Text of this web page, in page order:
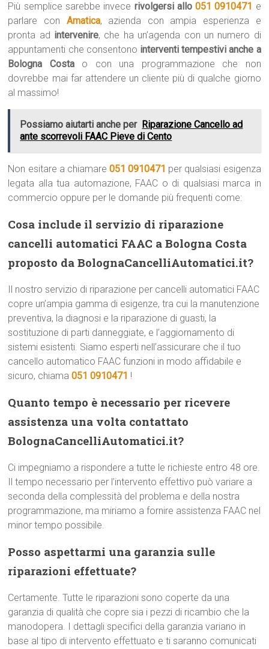
Più semplice sarebbe invece rivolgersi allo051 0910471 e
parlare con Amatica, azienda con ampia esperienza e
pronta ad intervenire, che ha un’agenda con un numero di
appuntamenti che consentono interventi tempestivi anche a
Bologna Costa o con una programmazione che non
dovrebbe mai far attendere un cliente più di qualche giorno
al massimo!
Possiamo aiutarti anche per Riparazione Cancello ad
ante scorrevoli FAAC Pieve di Cento
Non esitare a chiamare 051 0910471 per qualsiasi esigenza
legata alla tua automazione, FAAC o di qualsiasi marca in
commercio oppure per le domande più frequenti come:
Cosa include il servizio di riparazione
cancelli automatici FAAC a Bologna Costa
proposto da BolognaCancelliAutomatici.it?
Il nostro servizio di riparazione per cancelli automatici FAAC
copre un’ampia gamma di esigenze, tra cui la manutenzione
preventiva, la diagnosi e la riparazione di guasti, la
sostituzione di parti danneggiate, e l’aggiornamento di
sistemi esistenti. Siamo esperti nell’assicurare che il tuo
cancello automatico FAAC funzioni in modo affidabile e
sicuro, chiama051 0910471 !
Quanto tempo è necessario per ricevere
assistenza una volta contattato
BolognaCancelliAutomatici.it?
Ci impegniamo a rispondere a tutte le richieste entro 48 ore.
Il tempo necessario per l’intervento effettivo può variare a
seconda della complessità del problema e della nostra
programmazione, ma miriamo a fornire assistenza FAAC nel
minor tempo possibile.
Posso aspettarmi una garanzia sulle
riparazioni effettuate?
Certamente. Tutte le riparazioni sono coperte da una
garanzia di qualità che copre sia i pezzi di ricambio che la
manodopera. I dettagli specifici della garanzia variano in
base al tipo di intervento effettuato e ti saranno comunicati